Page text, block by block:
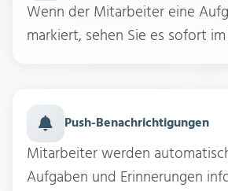
Wenn der Mitarbeiter eine
markiert, sehen Sie es sofort
Push-Benachrichtigungen
Mitarbeiter werden
Aufgaben und Erinnerungen